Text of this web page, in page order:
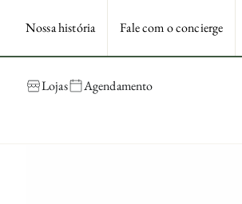
Nossa história Fale com o concierge
Lojas Agendamento